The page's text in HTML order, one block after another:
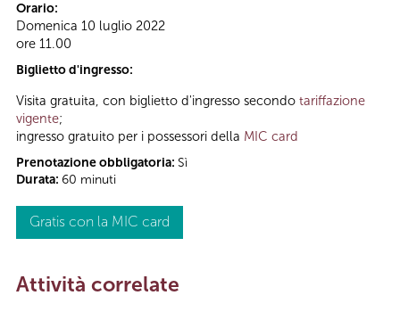
Orario:
Domenica 10 luglio 2022
ore 11.00
Biglietto d'ingresso:
Visita gratuita, con biglietto d'ingresso secondo tariffazione
vigente;
ingresso gratuito per i possessori della MIC card
Prenotazione obbligatoria: Sì
Durata: 60 minuti
Gratis con la MIC card
Attività correlate